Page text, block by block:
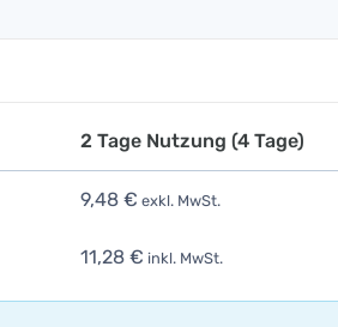
2 Tage Nutzung (4 Tage)
9,48 € exkl. MwSt.
11,28 € inkl. MwSt.